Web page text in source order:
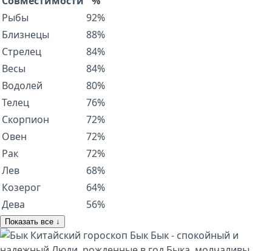
Рыбы
92%
Близнецы
88%
Стрелец
84%
Весы
84%
Водолей
80%
Телец
76%
Скорпион
72%
Овен
72%
Рак
72%
Лев
68%
Козерог
64%
Дева
56%
Показать все ↓
Китайский гороскоп Бык Бык - спокойный и